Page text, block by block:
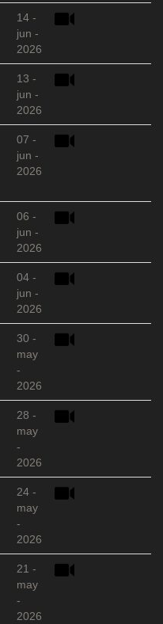
14 -
jun -
2026
13 -
jun -
2026
07 -
jun -
2026
06 -
jun -
2026
04 -
jun -
2026
30 -
may
-
2026
28 -
may
-
2026
24 -
may
-
2026
21 -
may
-
2026